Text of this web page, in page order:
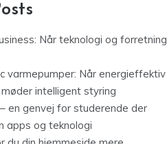
Når teknologi og forretning
varmepumper: Når energieffektiv
intelligent styring
en genvej for studerende der
apps og teknologi